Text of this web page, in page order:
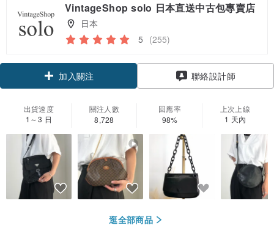
VintageShop solo 日本直送中古包專賣店
日本
5 (255)
加入關注
聯絡設計師
出貨速度
1～3 日
關注人數
8,728
回應率
98%
上次上線
1 天內
逛全部商品